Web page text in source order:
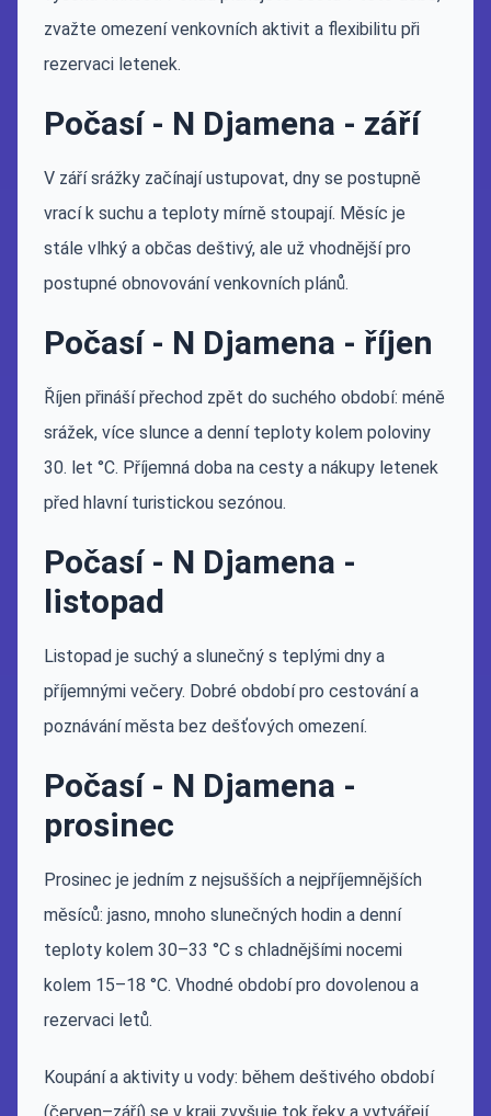
zvažte omezení venkovních aktivit a flexibilitu při
rezervaci letenek.
Počasí - N Djamena - září
V září srážky začínají ustupovat, dny se postupně
vrací k suchu a teploty mírně stoupají. Měsíc je
stále vlhký a občas deštivý, ale už vhodnější pro
postupné obnovování venkovních plánů.
Počasí - N Djamena - říjen
Říjen přináší přechod zpět do suchého období: méně
srážek, více slunce a denní teploty kolem poloviny
30. let °C. Příjemná doba na cesty a nákupy letenek
před hlavní turistickou sezónou.
Počasí - N Djamena -
listopad
Listopad je suchý a slunečný s teplými dny a
příjemnými večery. Dobré období pro cestování a
poznávání města bez dešťových omezení.
Počasí - N Djamena -
prosinec
Prosinec je jedním z nejsušších a nejpříjemnějších
měsíců: jasno, mnoho slunečných hodin a denní
teploty kolem 30–33 °C s chladnějšími nocemi
kolem 15–18 °C. Vhodné období pro dovolenou a
rezervaci letů.
Koupání a aktivity u vody: během deštivého období